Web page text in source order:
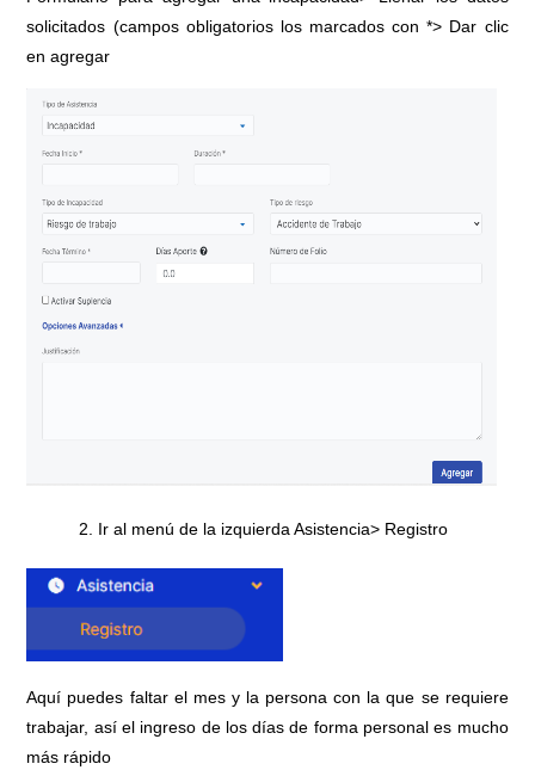
solicitados (campos obligatorios los marcados con *> Dar clic
en agregar
Ir al menú de la izquierda Asistencia> Registro
Aquí puedes faltar el mes y la persona con la que se requiere
trabajar, así el ingreso de los días de forma personal es mucho
más rápido